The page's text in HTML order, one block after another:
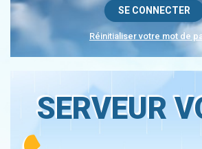
Réinitialiser votre mot de
SERVEUR